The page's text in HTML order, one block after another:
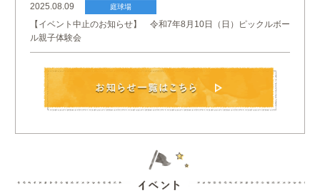
2025.08.09 庭球場
【イベント中止のお知らせ】 令和7年8月10日（日）ピックルボー
ル親子体験会